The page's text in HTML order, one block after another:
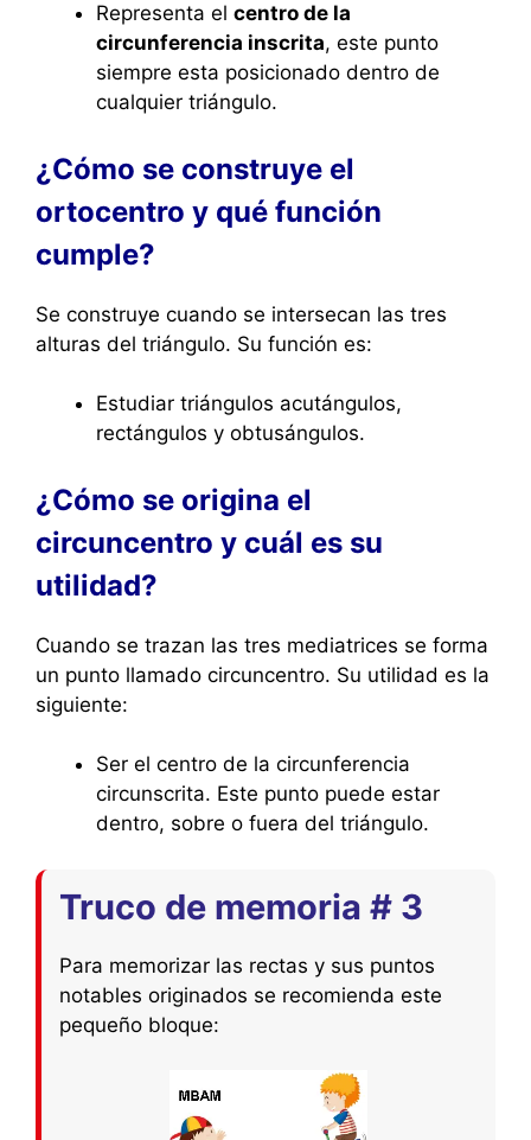
Representa el centro de la
circunferencia inscrita, este punto
siempre esta posicionado dentro de
cualquier triángulo.
¿Cómo se construye el
ortocentro y qué función
cumple?
Se construye cuando se intersecan las tres
alturas del triángulo. Su función es:
Estudiar triángulos acutángulos,
rectángulos y obtusángulos.
¿Cómo se origina el
circuncentro y cuál es su
utilidad?
Cuando se trazan las tres mediatrices se forma
un punto llamado circuncentro. Su utilidad es la
siguiente:
Ser el centro de la circunferencia
circunscrita. Este punto puede estar
dentro, sobre o fuera del triángulo.
Truco de memoria # 3
Para memorizar las rectas y sus puntos
notables originados se recomienda este
pequeño bloque: